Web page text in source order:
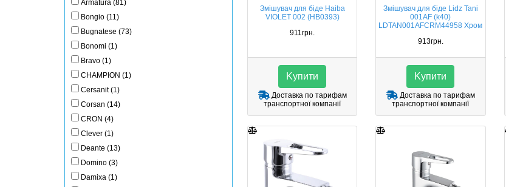
Armatura (81)
Bongio (11)
Bugnatese (73)
Bonomi (1)
Bravo (1)
CHAMPION (1)
Cersanit (1)
Corsan (14)
CRON (4)
Clever (1)
Deante (13)
Domino (3)
Damixa (1)
Змішувач для біде Haiba
VIOLET 002 (HB0393)
911грн.
Kупити
Доставка по тарифам
транспортної компанії
Змішувач для біде Lidz Tani
001AF (k40)
LDTAN001AFCRM44958 Хром
913грн.
Kупити
Доставка по тарифам
транспортної компанії